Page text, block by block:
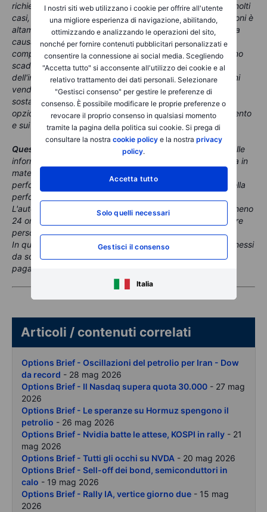
I nostri siti web utilizzano i cookie per offrire all'utente
una migliore esperienza di navigazione, abilitando,
ottimizzando e analizzando le operazioni del sito,
nonché per fornire contenuti pubblicitari personalizzati e
consentire la connessione ai social media. Scegliendo
"Accetta tutto" si acconsente all'utilizzo dei cookie e al
relativo trattamento dei dati personali. Selezionare
"Gestisci consenso" per gestire le preferenze di
consenso. È possibile modificare le proprie preferenze o
revocare il proprio consenso in qualsiasi momento
tramite la pagina della politica sui cookie. Si prega di
consultare la nostra cookie policye la nostra privacy
policy.
Accetta tutto
Solo quelli necessari
Gestisci il consenso
Italia
richiedono conoscenza, esperienza di investimento e, in molti
casi, un'elevata accettazione del rischio. Il trading di opzioni è
altamente speculativo e non è adatto a tutti gli investitori a
causa dei rischi connessi. La negoziazione di opzioni
comporta un rischio elevato. Le opzioni acquistate possono
scadere senza valore, con la conseguente perdita
dell'investimento iniziale (premio e costi), mentre le opzioni
vendute possono comportare per l’investitore perdite
sostanziali (potenzialmente illimitate). Prima di investire in
opzioni, è necessario essere ben informarti sul funzionamento
e sui rischi di tali prodotti.
Questo contenuto è materiale di marketing
Nessuna delle
informazioni e analisi qui contenute costituisce consulenza in
materia di investimenti. Il trading comporta rischi e le
performance passate non sono un indicatore affidabile della
performance futura.
L'autore di questo contenuto è obbligato ad attendere almeno
24 ore dal momento della pubblicazione prima di negoziare
personalmente gli strumenti menzionati.
In questo contenuto potrebbero essere citati strumenti emessi
da società partner, dalle quali la Capogruppo Saxo riceve
pagamenti o retrocessioni.
Articoli / contenuti correlati
Options Brief - Oscillazioni del petrolio per Iran - Dow
da record - 28 mag 2026
Options Brief - Il Nasdaq supera quota 30.000 - 27 mag
2026
Options Brief - Le speranze su Hormuz spengono il
petrolio - 26 mag 2026
Options Brief - Nvidia batte le attese, KOSPI in rally - 21
mag 2026
Options Brief - Tutti gli occhi su NVDA - 20 mag 2026
Options Brief - Sell-off dei bond, semiconduttori in
calo - 19 mag 2026
Options Brief - Rally IA, vertice giorno due - 15 mag
2026